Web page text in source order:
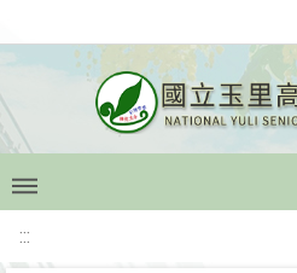
:::